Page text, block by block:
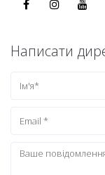
Написати